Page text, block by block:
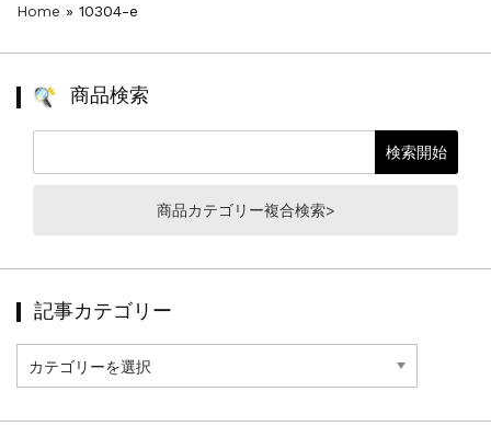
Home » 10304-e
商品検索
商品カテゴリー複合検索>
記事カテゴリー
事
カ